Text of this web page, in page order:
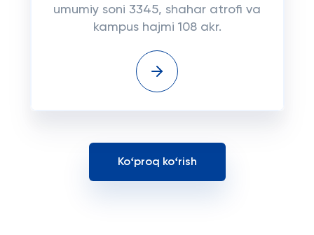
umumiy soni 3345, shahar atrofi va
kampus hajmi 108 akr.
Koʻproq koʻrish